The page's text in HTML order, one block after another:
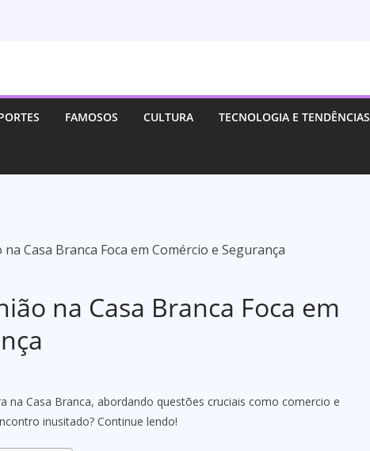
FAMOSOS CULTURA TECNOLOGIA E TENDÊNCIAS
na Casa Branca Foca em
na Casa Branca, abordando questões cruciais como comercio e
inusitado? Continue lendo!